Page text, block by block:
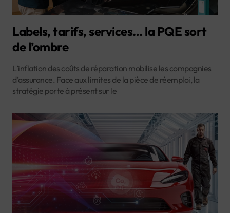
Labels, tarifs, services… la PQE sort
de l’ombre
L’inflation des coûts de réparation mobilise les compagnies
d’assurance. Face aux limites de la pièce de réemploi, la
stratégie porte à présent sur le